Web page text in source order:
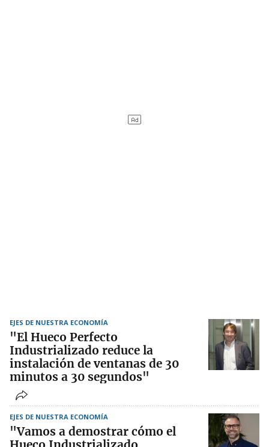
EJES DE NUESTRA ECONOMÍA
"El Hueco Perfecto
Industrializado reduce la
instalación de ventanas de 30
minutos a 30 segundos"
EJES DE NUESTRA ECONOMÍA
"Vamos a demostrar cómo el